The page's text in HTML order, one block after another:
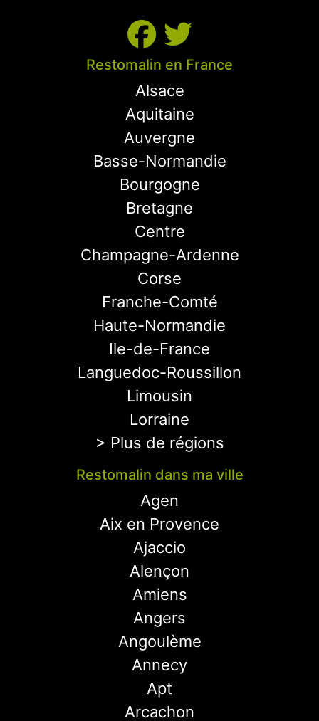
Restomalin en France
Alsace
Aquitaine
Auvergne
Basse-Normandie
Bourgogne
Bretagne
Centre
Champagne-Ardenne
Corse
Franche-Comté
Haute-Normandie
Ile-de-France
Languedoc-Roussillon
Limousin
Lorraine
> Plus de régions
Restomalin dans ma ville
Agen
Aix en Provence
Ajaccio
Alençon
Amiens
Angers
Angoulème
Annecy
Apt
Arcachon